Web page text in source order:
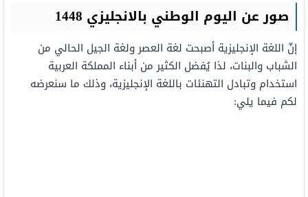
صور عن اليوم الوطني بالانجليزي 1448
إنّ اللغة الإنجليزية أصبحت لغة العصر ولغة الجيل الحالي من
الشباب والبنات، لذا يُفضل الكثير من أبناء المملكة العربية
استخدام وتبادل التهنئات باللغة الإنجليزية، وذلك ما سنعرضه
لكم فيما يلي: